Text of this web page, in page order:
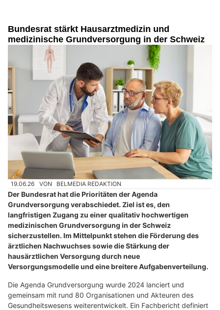
Bundesrat stärkt Hausarztmedizin und
medizinische Grundversorgung in der Schweiz
19.06.26 VON BELMEDIA REDAKTION
Der Bundesrat hat die Prioritäten der Agenda
Grundversorgung verabschiedet. Ziel ist es, den
langfristigen Zugang zu einer qualitativ hochwertigen
medizinischen Grundversorgung in der Schweiz
sicherzustellen. Im Mittelpunkt stehen die Förderung des
ärztlichen Nachwuchses sowie die Stärkung der
hausärztlichen Versorgung durch neue
Versorgungsmodelle und eine breitere Aufgabenverteilung.
Die Agenda Grundversorgung wurde 2024 lanciert und
gemeinsam mit rund 80 Organisationen und Akteuren des
Gesundheitswesens weiterentwickelt. Ein Fachbericht definiert